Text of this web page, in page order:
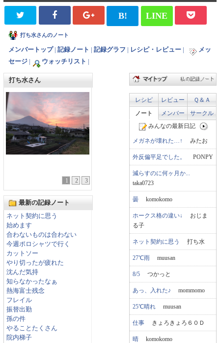
B! LINE
打ち水さんのノート
メンバートップ| 記録ノート 記録グラフ レシピ・レビュー
メッ
セージ
ウォッチリスト
打ち水さん
1 2 3
最新の記録ノート
ネット契約に思う
始めます
合わないものは合わない
今週ポロシャツで行く
カットソー
やり切ったが疲れた
沈んだ気持
知らなかったなぁ
熱海富士残念
フレイル
振替出勤
孫の件
やることたくさん
院内梯子
レシピ レビュー
Ｑ＆Ａ
ノート
メンバー
サークル
みんなの最新日記
メガネが壊れた…↑ みたお
外反偏平足でした。 PONPY
減らすのに何ヶ月か...
taka0723
曇 komokomo
ホークス格の違い↓ おじま
る子
ネット契約に思う 打ち水
27℃雨 muusan
8/5 つかっと
あっ、入れた♪ mommomo
25℃晴れ muusan
仕事 きょろきょろ６０Ｄ
晴 komokomo